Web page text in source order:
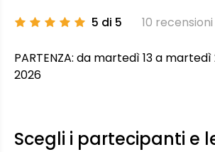
5 di 5 10 recensioni
PARTENZA: da martedì 13 a
2026
Scegli i partecipanti e